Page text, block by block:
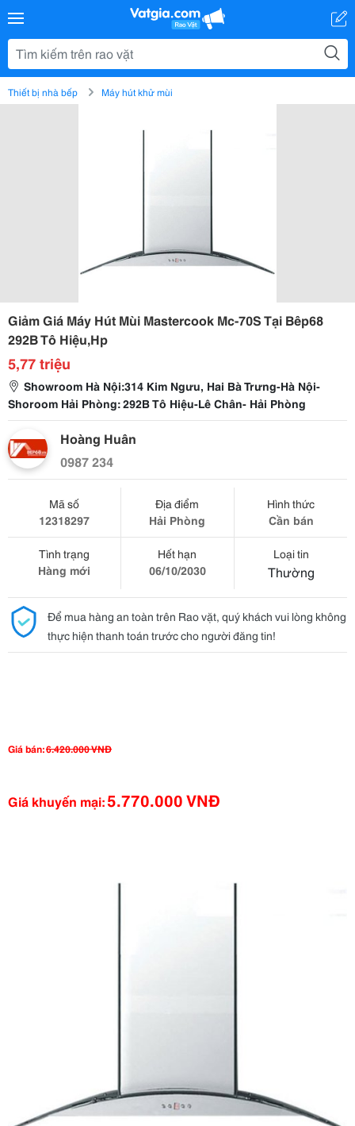
Thiết bị nhà bếp Máy hút khử mùi
Giảm Giá Máy Hút Mùi Mastercook Mc-70S Tại Bêp68
292B Tô Hiệu,Hp
5,77 triệu
Showroom Hà Nội:314 Kim Ngưu, Hai Bà Trưng-Hà Nội-
Shoroom Hải Phòng: 292B Tô Hiệu-Lê Chân- Hải Phòng
Hoàng Huân
0987 234
Mã số
12318297
Địa điểm
Hải Phòng
Hình thức
Cần bán
Tình trạng
Hàng mới
Hết hạn
06/10/2030
Loại tin
Thường
Để mua hàng an toàn trên Rao vặt, quý khách vui lòng không
thực hiện thanh toán trước cho người đăng tin!
Giá bán:6.420.000 VNĐ
Giá khuyến mại:5.770.000 VNĐ